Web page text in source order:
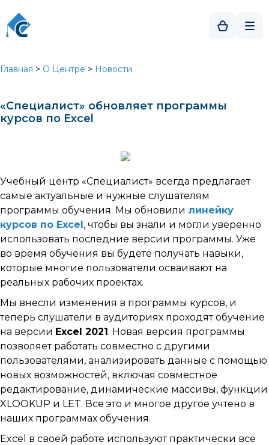
Главная > О Центре > Новости
«Специалист» обновляет программы
курсов по Excel
Учебный центр «Специалист» всегда предлагает
самые актуальные и нужные слушателям
программы обучения. Мы обновили линейку
курсов по Excel, чтобы вы знали и могли уверенно
использовать последние версии программы. Уже
во время обучения вы будете получать навыки,
которые многие пользователи осваивают на
реальных рабочих проектах.
Мы внесли изменения в программы курсов, и
теперь слушатели в аудиториях проходят обучение
на версии Excel 2021. Новая версия программы
позволяет работать совместно с другими
пользователями, анализировать данные с помощью
новых возможностей, включая совместное
редактирование, динамические массивы, функции
XLOOKUP и LET. Все это и многое другое учтено в
наших программах обучения.
Excel в своей работе используют практически все